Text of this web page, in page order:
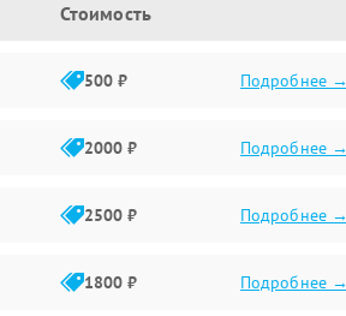
Стоимость
500 ₽ Подробнее →
2000 ₽ Подробнее →
2500 ₽ Подробнее →
1800 ₽ Подробнее →